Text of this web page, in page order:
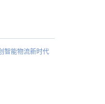
智能物流新时代